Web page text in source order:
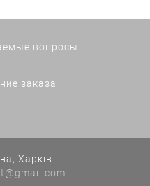
вопросы
заказа
Харків